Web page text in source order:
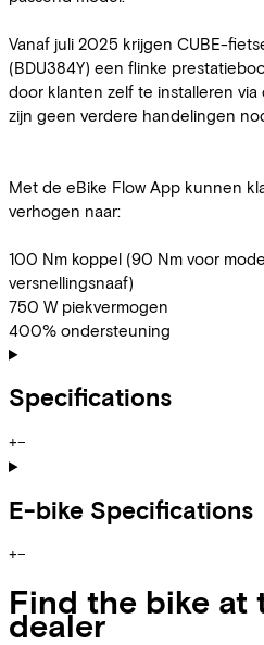
Vanaf juli 2025 krijgen CUBE-
(BDU384Y) een flinke
door klanten zelf te installeren via
zijn geen verdere handelingen
Met de eBike Flow App kunnen
verhogen naar:
100 Nm koppel (90 Nm voor
versnellingsnaaf)
750 W piekvermogen
400% ondersteuning
Specifications
+−
E-bike Specifications
+−
Find the bike at
dealer